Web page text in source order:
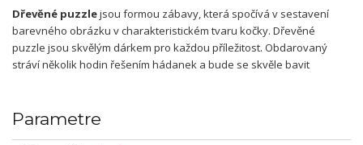
Dřevěné puzzlejsou formou zábavy, která spočívá v sestavení
barevného obrázku v charakteristickém tvaru kočky. Dřevěné
puzzle jsou skvělým dárkem pro každou příležitost. Obdarovaný
stráví několik hodin řešením hádanek a bude se skvěle bavit
Parametre